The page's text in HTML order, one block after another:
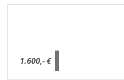
1.600,- €